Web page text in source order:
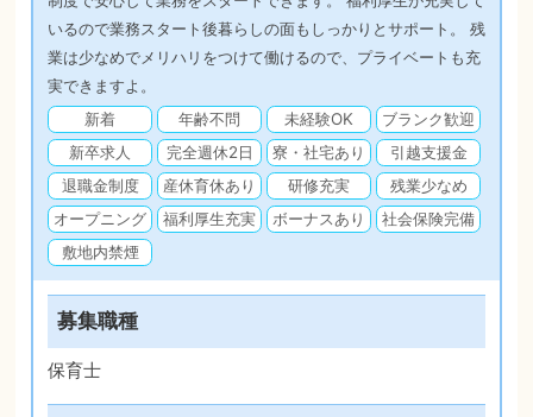
いるので業務スタート後暮らしの面もしっかりとサポート。 残
業は少なめでメリハリをつけて働けるので、プライベートも充
実できますよ。
新着
年齢不問 未経験OK
ブランク歓迎
新卒求人
完全週休2日 寮・社宅あり
引越支援金
退職金制度
産休育休あり 研修充実
残業少なめ
オープニング
福利厚生充実 ボーナスあり
社会保険完備
敷地内禁煙
募集職種
保育士